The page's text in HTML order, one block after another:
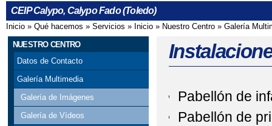
CEIP Calypo, Calypo Fado (Toledo)
Se encuentra usted aquí
Inicio » Qué hacemos » Servicios » Inicio » Nuestro Centro » Galería
NUESTRO CENTRO
Datos de Contacto
Galería Multimedia
Galería de Imágenes
Galería de Vídeos
Pabellón de
Pabellón de